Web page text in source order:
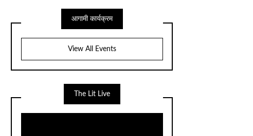
आगामी कार्यक्रम
View All Events
The Lit Live